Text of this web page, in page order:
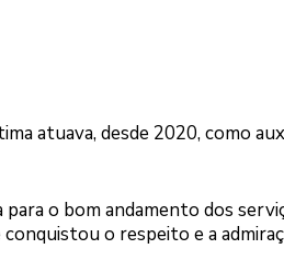
atuava, desde 2020, como
o bom andamento dos
o respeito e a